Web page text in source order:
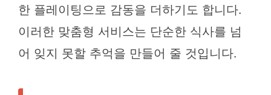
한 플레이팅으로 감동을 더하기도 합니다.
이러한 맞춤형 서비스는 단순한 식사를 넘
어 잊지 못할 추억을 만들어 줄 것입니다.